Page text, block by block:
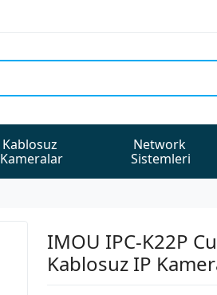
Kablosuz
Kameralar
Network
Sistemleri
IMOU IPC-K22P
Kablosuz IP